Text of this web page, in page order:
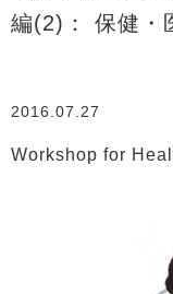
編(2)： 保健・
2016.07.27
Workshop for